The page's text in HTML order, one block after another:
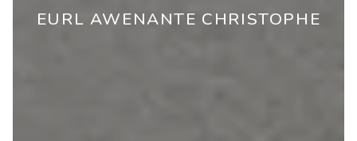
EURL AWENANTE CHRISTOPHE